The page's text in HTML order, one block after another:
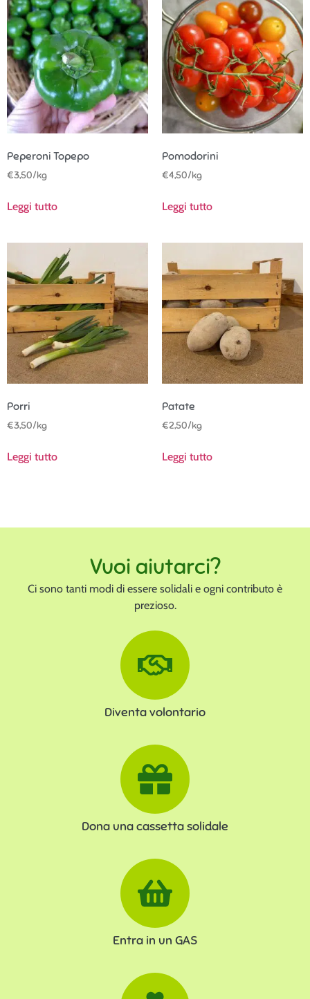
Peperoni Topepo
€3,50/kg
Leggi tutto
Pomodorini
€4,50/kg
Leggi tutto
Porri
€3,50/kg
Leggi tutto
Patate
€2,50/kg
Leggi tutto
Vuoi aiutarci?
Ci sono tanti modi di essere solidali e ogni contributo è
prezioso.
Diventa volontario
Dona una cassetta solidale
Entra in un GAS